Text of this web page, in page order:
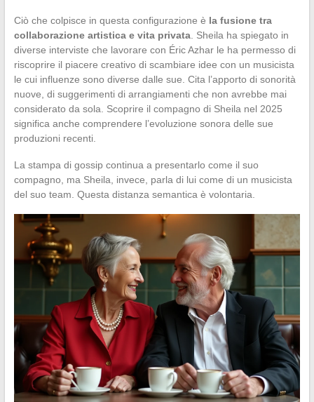
Ciò che colpisce in questa configurazione è la fusione tra
collaborazione artistica e vita privata. Sheila ha spiegato in
diverse interviste che lavorare con Éric Azhar le ha permesso di
riscoprire il piacere creativo di scambiare idee con un musicista
le cui influenze sono diverse dalle sue. Cita l’apporto di sonorità
nuove, di suggerimenti di arrangiamenti che non avrebbe mai
considerato da sola. Scoprire il compagno di Sheila nel 2025
significa anche comprendere l’evoluzione sonora delle sue
produzioni recenti.
La stampa di gossip continua a presentarlo come il suo
compagno, ma Sheila, invece, parla di lui come di un musicista
del suo team. Questa distanza semantica è volontaria.